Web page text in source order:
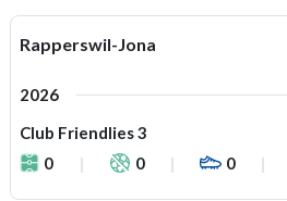
Rapperswil-Jona
2026
Club Friendlies 3
0
0 0